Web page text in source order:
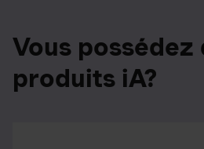
Vous possédez
produits iA?